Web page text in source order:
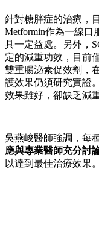
針對糖胖症的治療，
Metformin作為一線口
具一定益處。另外，
定的減重功效，目前
雙重腸泌素促效劑，
護效果仍須研究實證
效果雖好，卻缺乏減
吳燕峻醫師強調，每
應與專業醫師充分討
以達到最佳治療效果。